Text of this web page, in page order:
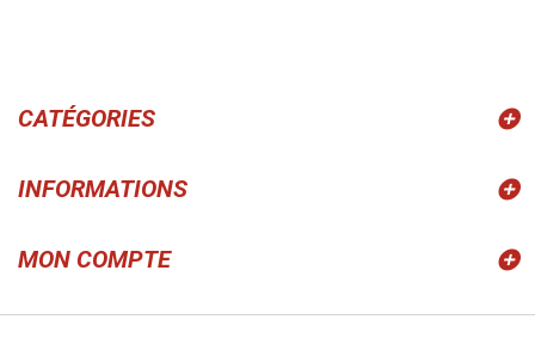
CATÉGORIES
INFORMATIONS
MON COMPTE